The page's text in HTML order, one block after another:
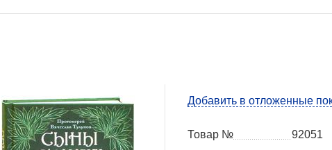
Добавить в отложенные
Товар №
92051